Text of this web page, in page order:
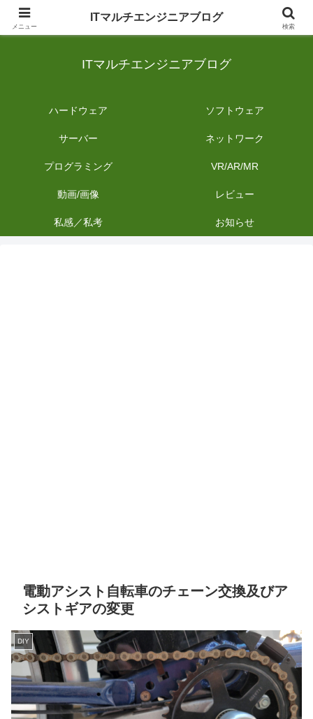
日常のIT業務を備忘録として発信。商品レビューやDIYの作業内容も投稿しま
ITマルチエンジニアブログ
ハードウェア ソフトウェア
サーバー ネットワーク
プログラミング VR/AR/MR
動画/画像 レビュー
私感／私考 お知らせ
電動アシスト自転車のチェーン交換及びア
シストギアの変更
DIY
メニュー
ITマルチエンジニアブログ
検索